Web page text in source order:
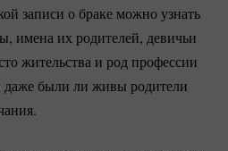
записи о браке можно узнать
имена их родителей, девичьи
жительства и род профессии
даже были ли живы родители